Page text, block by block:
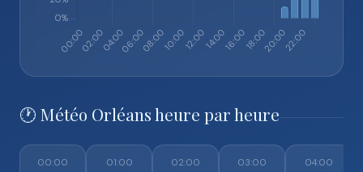
🕐 Météo Orléans heure par heure
00:00 01:00 02:00 03:00 04:00